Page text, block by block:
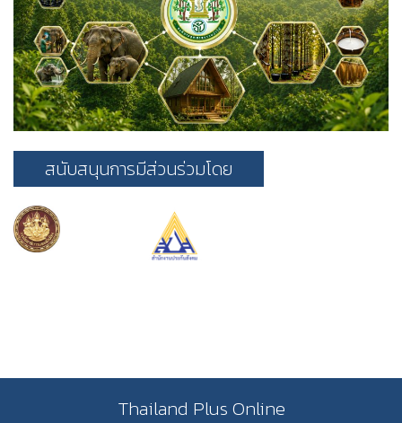
สนับสนุนการมีส่วนร่วมโดย
Thailand Plus Online